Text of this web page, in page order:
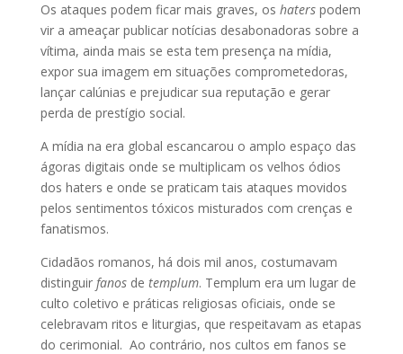
Os ataques podem ficar mais graves, os haterspodem
vir a ameaçar publicar notícias desabonadoras sobre a
vítima, ainda mais se esta tem presença na mídia,
expor sua imagem em situações comprometedoras,
lançar calúnias e prejudicar sua reputação e gerar
perda de prestígio social.
A mídia na era global escancarou o amplo espaço das
ágoras digitais onde se multiplicam os velhos ódios
dos haters e onde se praticam tais ataques movidos
pelos sentimentos tóxicos misturados com crenças e
fanatismos.
Cidadãos romanos, há dois mil anos, costumavam
distinguir fanosde templum. Templum era um lugar de
culto coletivo e práticas religiosas oficiais, onde se
celebravam ritos e liturgias, que respeitavam as etapas
do cerimonial. Ao contrário, nos cultos em fanos se